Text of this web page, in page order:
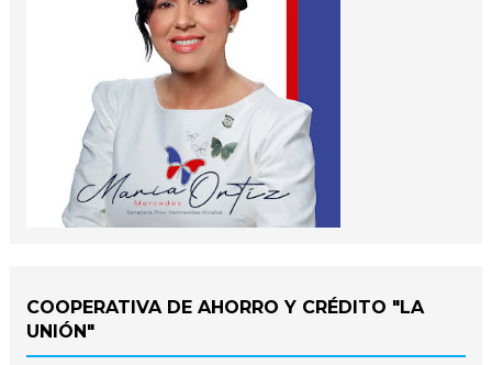
COOPERATIVA DE AHORRO Y CRÉDITO "LA
UNIÓN"